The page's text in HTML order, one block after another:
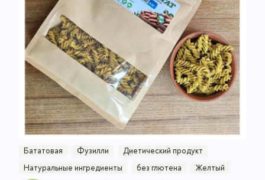
Бататовая Фузилли
Диетический продукт
Натуральные ингредиенты
без глютена Желтый